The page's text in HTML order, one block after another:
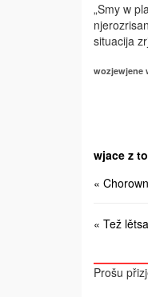
„Smy w
situacija
wozjewjene
wjace z
«
« Tež
Prošu